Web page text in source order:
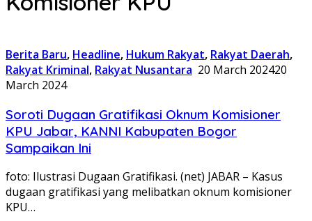
Berita Baru, Headline, Hukum Rakyat, Rakyat Daerah,
Rakyat Kriminal, Rakyat Nusantara 20 March 202420
March 2024
Soroti Dugaan Gratifikasi Oknum Komisioner
KPU Jabar, KANNI Kabupaten Bogor
Sampaikan Ini
foto: Ilustrasi Dugaan Gratifikasi. (net) JABAR – Kasus
dugaan gratifikasi yang melibatkan oknum komisioner
KPU…